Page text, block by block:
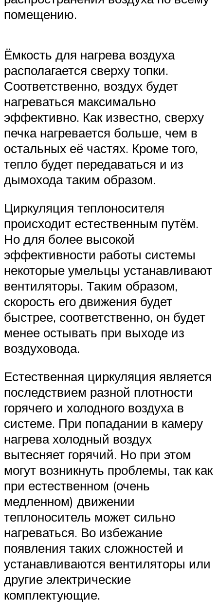
помещению.
Ёмкость для нагрева воздуха
располагается сверху топки.
Соответственно, воздух будет
нагреваться максимально
эффективно. Как известно, сверху
печка нагревается больше, чем в
остальных её частях. Кроме того,
тепло будет передаваться и из
дымохода таким образом.
Циркуляция теплоносителя
происходит естественным путём.
Но для более высокой
эффективности работы системы
некоторые умельцы устанавливают
вентиляторы. Таким образом,
скорость его движения будет
быстрее, соответственно, он будет
менее остывать при выходе из
воздуховода.
Естественная циркуляция является
последствием разной плотности
горячего и холодного воздуха в
системе. При попадании в камеру
нагрева холодный воздух
вытесняет горячий. Но при этом
могут возникнуть проблемы, так как
при естественном (очень
медленном) движении
теплоноситель может сильно
нагреваться. Во избежание
появления таких сложностей и
устанавливаются вентиляторы или
другие электрические
комплектующие.